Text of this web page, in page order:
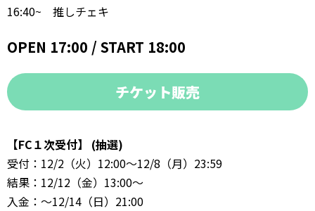
16:40~ 推しチェキ
OPEN 17:00 / START 18:00
チケット販売
【FC１次受付】 (抽選)
受付：12/2（火）12:00～12/8（月）23:59
結果：12/12（金）13:00～
入金：～12/14（日）21:00